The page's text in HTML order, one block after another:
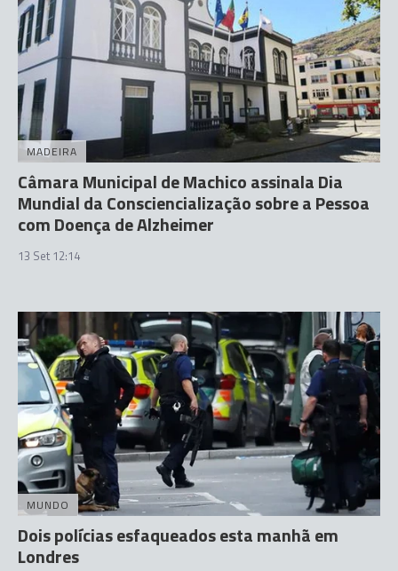
MADEIRA
Câmara Municipal de Machico assinala Dia
Mundial da Consciencialização sobre a Pessoa
com Doença de Alzheimer
13 Set 12:14
MUNDO
Dois polícias esfaqueados esta manhã em
Londres